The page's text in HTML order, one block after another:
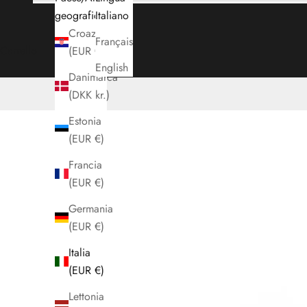
geografica
Croazia
(EUR €)
Danimarca
(DKK kr.)
Estonia
(EUR €)
Francia
(EUR €)
Germania
(EUR €)
Italia
(EUR €)
Lettonia
Italiano
Français
English